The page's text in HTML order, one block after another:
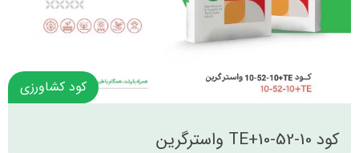
کود کشاورزی
کود 10-52-10+TE واسترگرین